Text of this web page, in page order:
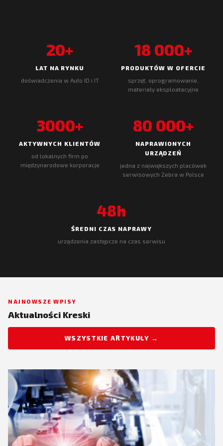
20+
LAT NA RYNKU
doświadczenia w Auto ID i IT
18 000+
PRODUKTÓW W OFERCIE
sprzęt, oprogramowanie,
materiały eksploatacyjne
3000+
AKTYWNYCH KLIENTÓW
od lokalnych firm po
międzynarodowe korporacje
80 000+
NAPRAWIONYCH
URZĄDZEŃ
jedna z największych placówek
serwisowych Zebra w Polsce
48h
ŚREDNI CZAS NAPRAWY
urządzenia zastępcze na czas serwisu
NAJNOWSZE WPISY
Aktualności Kreski
WSZYSTKIE ARTYKUŁY →